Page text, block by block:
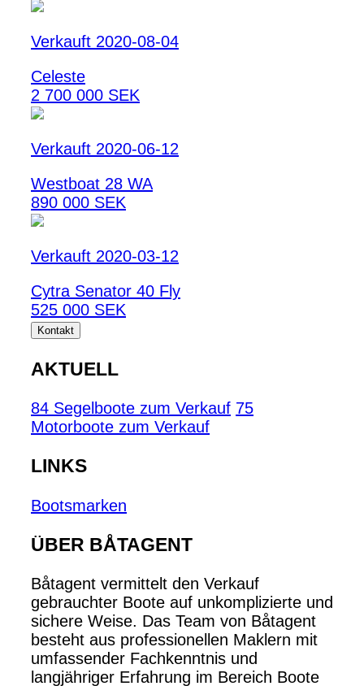
Verkauft 2020-08-04
Celeste
2 700 000 SEK
Verkauft 2020-06-12
Westboat 28 WA
890 000 SEK
Verkauft 2020-03-12
Cytra Senator 40 Fly
525 000 SEK
Kontakt
AKTUELL
84 Segelboote zum Verkauf 75
Motorboote zum Verkauf
LINKS
Bootsmarken
ÜBER BÅTAGENT
Båtagent vermittelt den Verkauf
gebrauchter Boote auf unkomplizierte und
sichere Weise. Das Team von Båtagent
besteht aus professionellen Maklern mit
umfassender Fachkenntnis und
langjähriger Erfahrung im Bereich Boote